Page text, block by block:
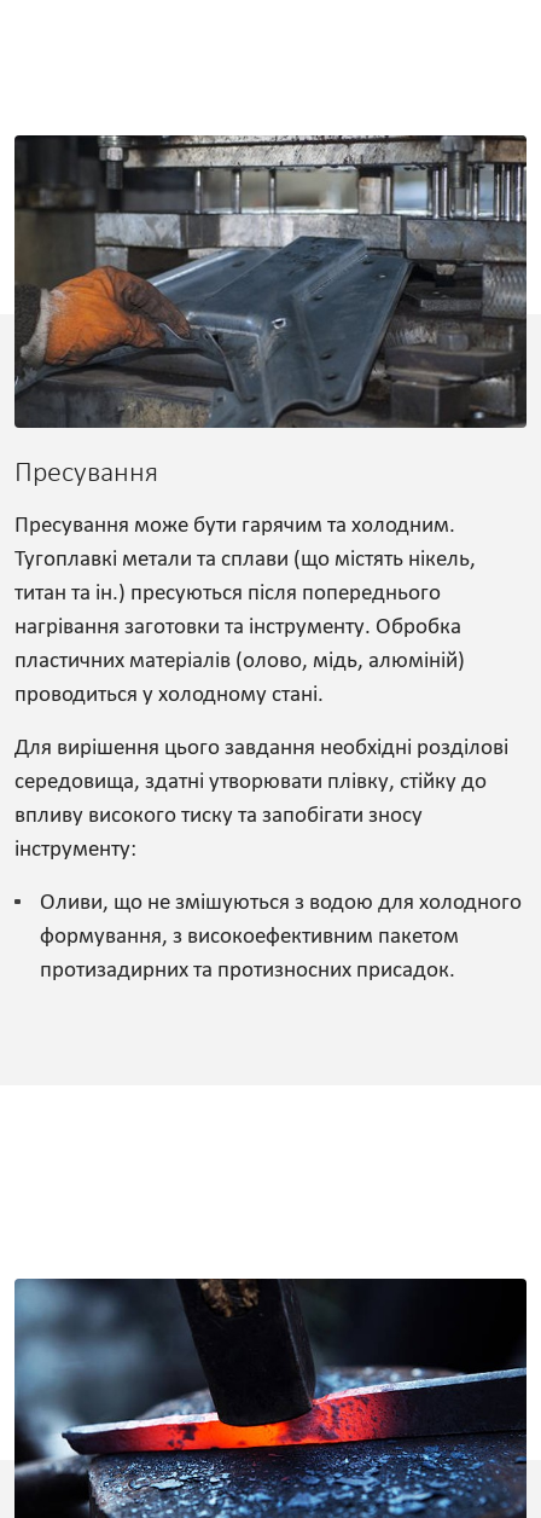
Пресування
Пресування може бути гарячим та холодним.
Тугоплавкі метали та сплави (що містять нікель,
титан та ін.) пресуються після попереднього
нагрівання заготовки та інструменту. Обробка
пластичних матеріалів (олово, мідь, алюміній)
проводиться у холодному стані.
Для вирішення цього завдання необхідні розділові
середовища, здатні утворювати плівку, стійку до
впливу високого тиску та запобігати зносу
інструменту:
Оливи, що не змішуються з водою для холодного
формування, з високоефективним пакетом
протизадирних та протизносних присадок.